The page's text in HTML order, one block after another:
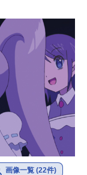
画像一覧 (22件)